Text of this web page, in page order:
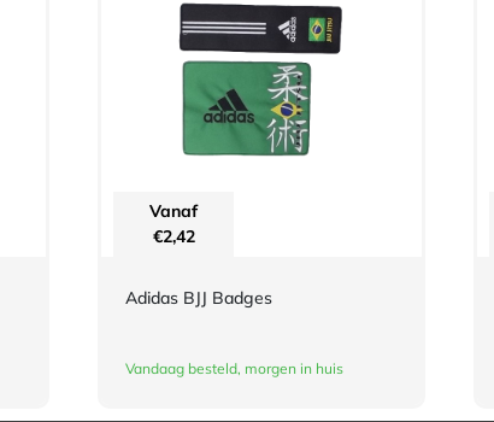
Vanaf
€2,42
Adidas BJJ Badges
Vandaag besteld, morgen in huis